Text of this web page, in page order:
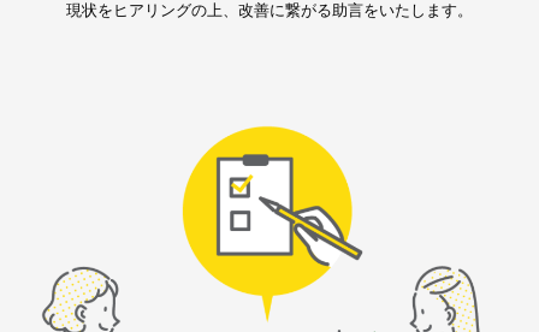
現状をヒアリングの上、改善に繋がる助言をいたします。